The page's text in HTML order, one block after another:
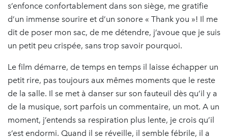
s’enfonce confortablement dans son siège, me gratifie
d’un immense sourire et d’un sonore « Thank you »! Il me
dit de poser mon sac, de me détendre, j’avoue que je suis
un petit peu crispée, sans trop savoir pourquoi.
Le film démarre, de temps en temps il laisse échapper un
petit rire, pas toujours aux mêmes moments que le reste
de la salle. Il se met à danser sur son fauteuil dès qu’il y a
de la musique, sort parfois un commentaire, un mot. A un
moment, j’entends sa respiration plus lente, je crois qu’il
s’est endormi. Quand il se réveille, il semble fébrile, il a